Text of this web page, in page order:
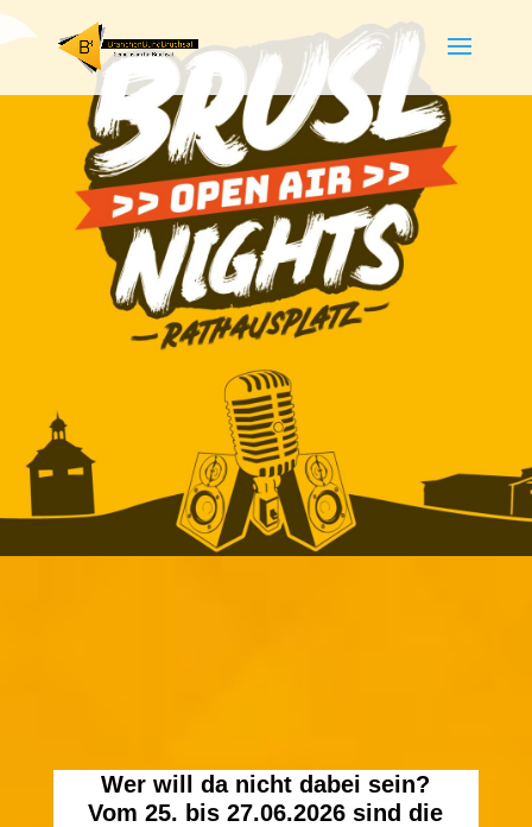
Wer will da nicht dabei sein?
Vom 25. bis 27.06.2026 sind die